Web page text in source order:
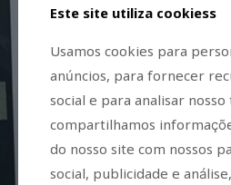
Este site utiliza cookiess
Usamos cookies para
anúncios, para fornecer
social e para analisar
compartilhamos
do nosso site com nossos
social, publicidade e